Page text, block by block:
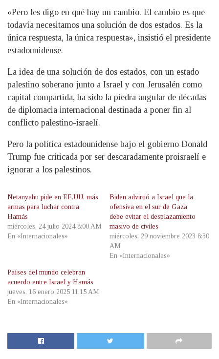
«Pero les digo en qué hay un cambio. El cambio es que
todavía necesitamos una solución de dos estados. Es la
única respuesta, la única respuesta», insistió el presidente
estadounidense.
La idea de una solución de dos estados, con un estado
palestino soberano junto a Israel y con Jerusalén como
capital compartida, ha sido la piedra angular de décadas
de diplomacia internacional destinada a poner fin al
conflicto palestino-israelí.
Pero la política estadounidense bajo el gobierno Donald
Trump fue criticada por ser descaradamente proisraelí e
ignorar a los palestinos.
Netanyahu pide en EE.UU. más
armas para luchar contra
Hamás
miércoles, 24 julio 2024 8:00 AM
En «Internacionales»
Biden advirtió a Israel que la
ofensiva en el sur de Gaza
debe evitar el desplazamiento
masivo de civiles
miércoles, 29 noviembre 2023 8:30
AM
En «Internacionales»
Países del mundo celebran
acuerdo entre Israel y Hamás
jueves, 16 enero 2025 11:15 AM
En «Internacionales»